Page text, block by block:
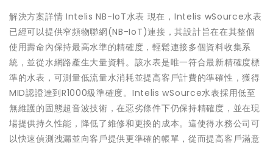
解決方案詳情 Intelis NB-IoT水表 現在，Intelis wSource水表
已經可以提供窄頻物聯網(NB-IoT)連接，其設計旨在在其整個
使用壽命內保持最高水準的精確度，輕鬆連接多個資料收集系
統，並從水網路產生大量資料。該水表是唯一符合最新精確度標
準的水表，可測量低流量水消耗並提高客戶計費的準確性，獲得
MID認證達到R1000級準確度。Intelis wSource水表採用低至
無維護的固態超音波技術，在惡劣條件下仍保持精確度，並在現
場提供持久性能，降低了維修和更換的成本。這使得水務公司可
以快速偵測洩漏並向客戶提供更準確的帳單，從而提高客戶滿意